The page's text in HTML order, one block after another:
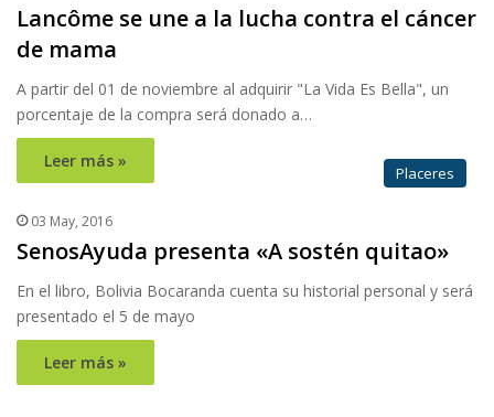
Lancôme se une a la lucha contra el cáncer
de mama
A partir del 01 de noviembre al adquirir "La Vida Es Bella", un
porcentaje de la compra será donado a…
Leer más »
Placeres
03 May, 2016
SenosAyuda presenta «A sostén quitao»
En el libro, Bolivia Bocaranda cuenta su historial personal y será
presentado el 5 de mayo
Leer más »